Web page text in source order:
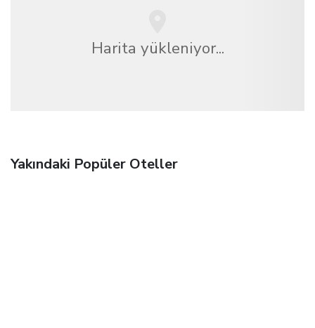
Harita yükleniyor...
Yakındaki Popüler Oteller